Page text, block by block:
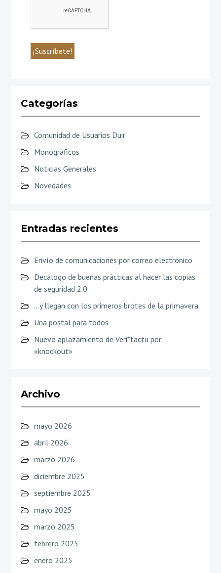
Categorías
Comunidad de Usuarios Duir
Monográficos
Noticias Generales
Novedades
Entradas recientes
Envío de comunicaciones por correo electrónico
Decálogo de buenas prácticas al hacer las copias
de seguridad 2.0
…y llegan con los primeros brotes de la primavera
Una postal para todos
Nuevo aplazamiento de Veri*factu por
«knockout»
Archivo
mayo 2026
abril 2026
marzo 2026
diciembre 2025
septiembre 2025
mayo 2025
marzo 2025
febrero 2025
enero 2025